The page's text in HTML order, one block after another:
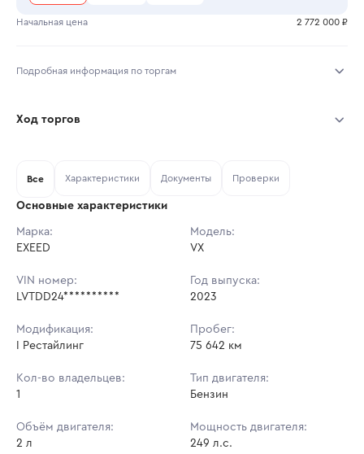
Начальная цена 2 772 000 ₽
Подробная информация по торгам
Тип аукциона: Открытые торги
Шаг торгов: 27 720 ₽
Кол-во ставок:
Ход торгов
Ставок не найдено
в аукционах
Все Характеристики Документы Проверки
Основные характеристики
Марка:
EXEED
Модель:
VX
VIN номер:
LVTDD24**********
Год выпуска:
2023
Модификация:
I Рестайлинг
Пробег:
75 642 км
Кол-во владельцев:
1
Тип двигателя:
Бензин
Объём двигателя:
2 л
Мощность двигателя:
249 л.с.